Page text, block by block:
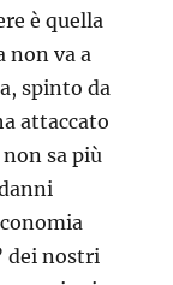
è quella
non va a
spinto da
attaccato
sa più
dei nostri